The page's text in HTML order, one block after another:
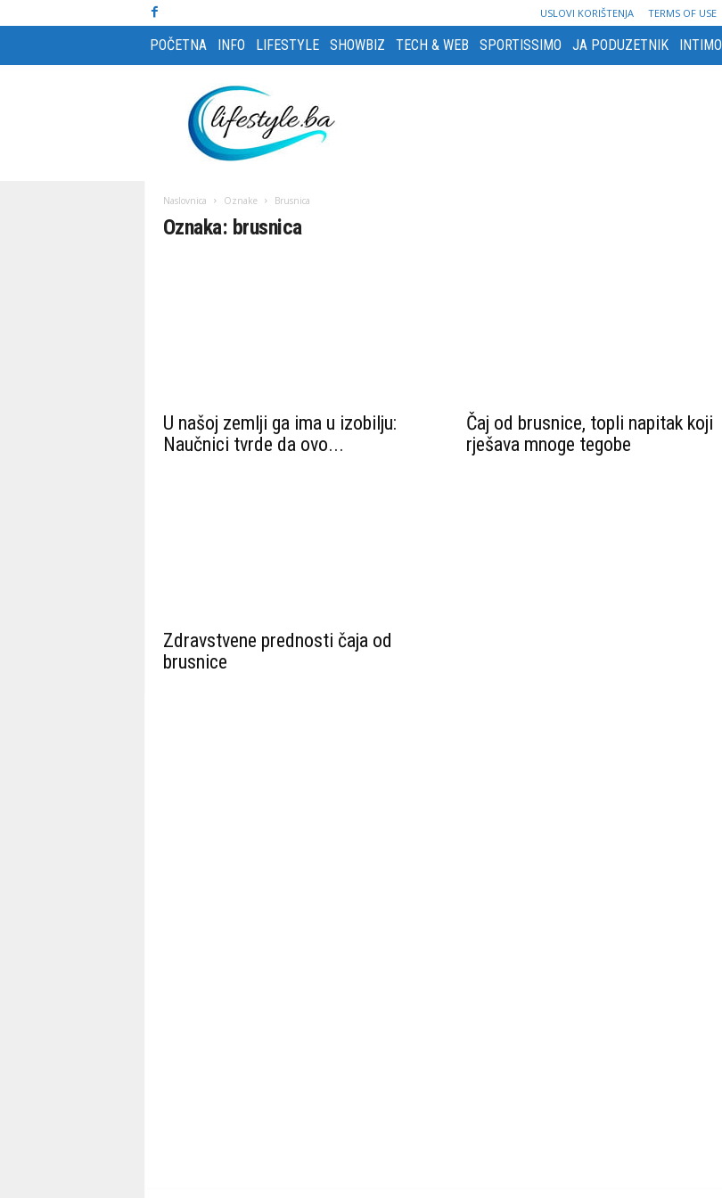
USLOVI KORIŠTENJA TERMS OF USE
POČETNA INFO LIFESTYLE SHOWBIZ TECH & WEB SPORTISSIMO JA PODUZETNIK INTIMO
Naslovnica Oznake Brusnica
Oznaka: brusnica
U našoj zemlji ga ima u izobilju:
Naučnici tvrde da ovo...
Čaj od brusnice, topli napitak koji
rješava mnoge tegobe
Zdravstvene prednosti čaja od
brusnice